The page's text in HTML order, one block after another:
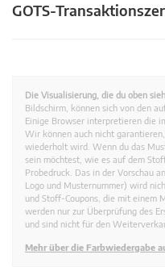
GOTS-
Die Visualisierung, die du oben
Bildschirm, können sich von den
Einige Browser interpretieren die
Wir können auch nicht
wiederholt wird. Wenn du das
sein möchtest, wie es auf dem
Probedruck. Das in der Vorschau
Logo und Musternummer) wird
und Stoff-Coupons, die mit einem
werden nur zur Überprüfung des
und sind nicht für den
Mehr über die Farbwiedergabe